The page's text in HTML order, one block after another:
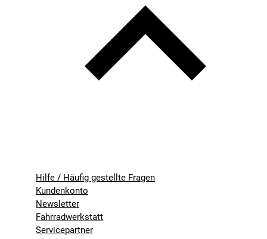
Hilfe / Häufig gestellte Fragen
Kundenkonto
Newsletter
Fahrradwerkstatt
Servicepartner